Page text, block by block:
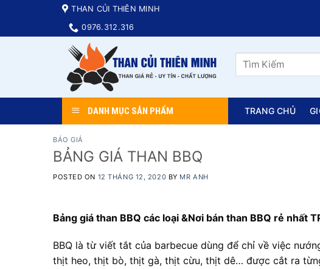
content
THAN CỦI THIÊN MINH
0976.312.316
Tìm
DANH MỤC SẢN PHẨM TRANG CHỦ
BÁO GIÁ
BẢNG GIÁ THAN BBQ
POSTED ON 12 THÁNG 12, 2020 BY MR ANH
Bảng giá than BBQ các loại &Nơi bán than BBQ rẻ nhất
BBQ là từ viết tắt của barbecue dùng để chỉ về việc
thịt heo, thịt bò, thịt gà, thịt cừu, thịt dê… được cắt ra